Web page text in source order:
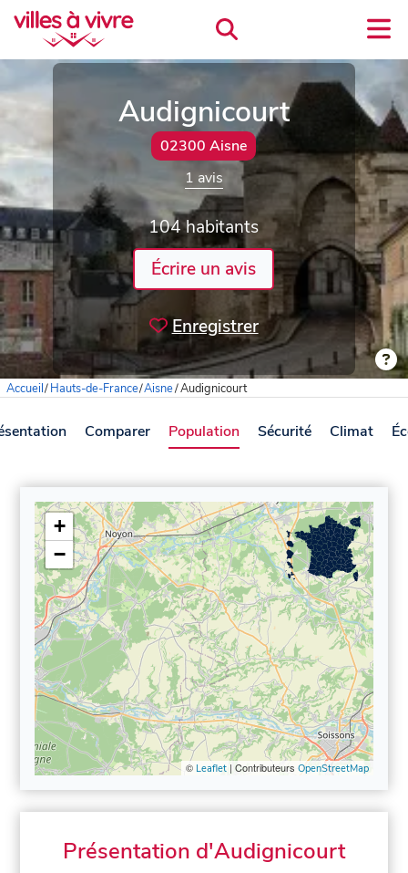
Audignicourt
02300 Aisne
1 avis
104 habitants
Écrire un avis
Enregistrer
Accueil/Hauts-de-France/Aisne/Audignicourt
Comparer Population Sécurité Climat
+
−
© Leaflet| Contributeurs OpenStreetMap
Présentation d'Audignicourt